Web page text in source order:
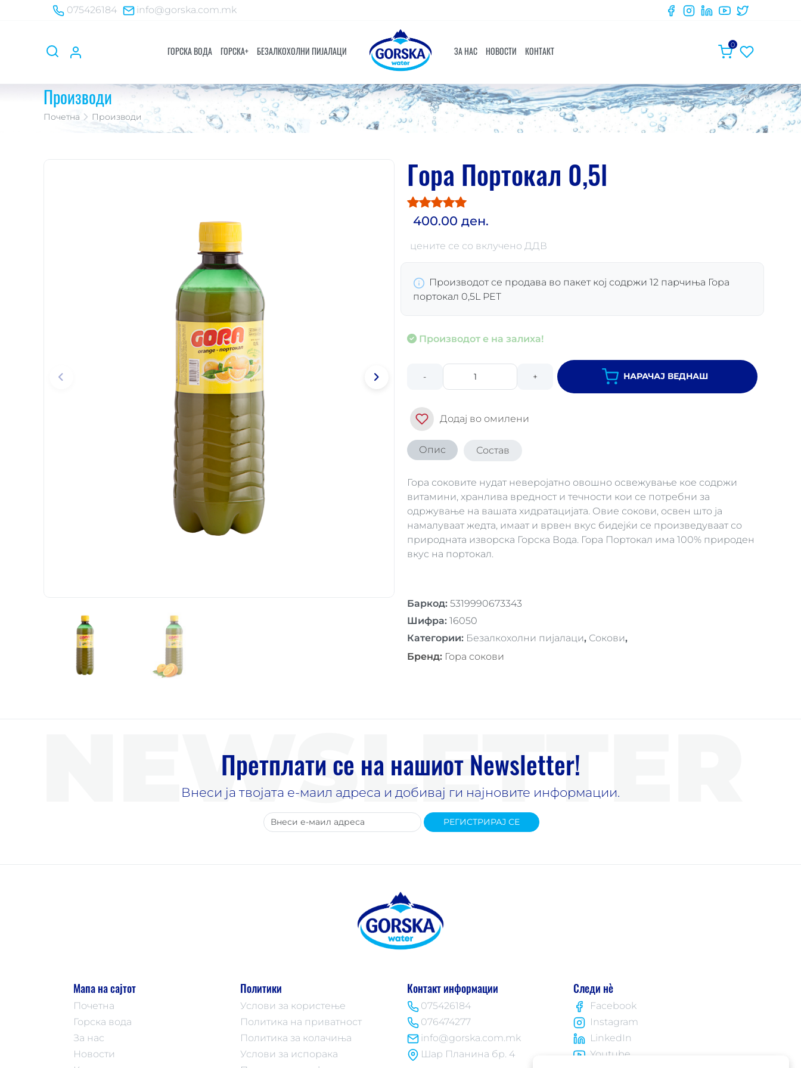
075426184 info@gorska.com.mk
ГОРСКА ВОДА ГОРСКA+ БЕЗАЛКОХОЛНИ ПИЈАЛАЦИ ЗА НАС НОВОСТИ КОНТАКТ
0
Производи
Почетна Производи
Гора Портокал 0,5l
400.00 ден.
цените се со вклучено ДДВ
Производот се продава во пакет кој содржи 12 парчиња Гора
портокал 0,5L PET
Производот е на залиха!
- + НАРАЧАЈ ВЕДНАШ
Додај во омилени
Опис Состав
Гора соковите нудат неверојатно овошно освежување кое содржи
витамини, хранлива вредност и течности кои се потребни за
одржување на вашата хидратацијата. Овие сокови, освен што ја
намалуваат жедта, имаат и врвен вкус бидејќи се произведуваат со
природната изворска Горска Вода. Гора Портокал има 100% природен
вкус на портокал.
Баркод: 5319990673343
Шифра: 16050
Категории: Безалкохолни пијалаци, Сокови,
Бренд: Гора сокови
NEWSLETTER
Претплати се на нашиот Newsletter!
Внеси ја твојата е-маил адреса и добивај ги најновите информации.
РЕГИСТРИРАЈ СЕ
Мапа на сајтот
Почетна
Горска вода
За нас
Новости
Политики
Услови за користење
Политика на приватност
Политика за колачиња
Услови за испорака
Контакт информации
075426184
076474277
info@gorska.com.mk
Шар Планина бр. 4
Следи нè
Facebook
Instagram
LinkedIn
Youtube